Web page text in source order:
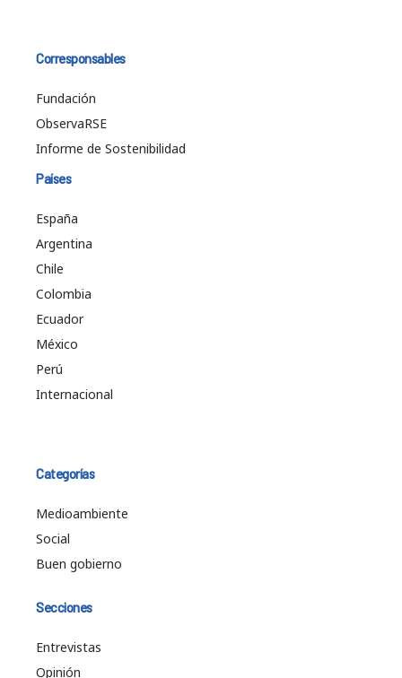
Corresponsables
Fundación
ObservaRSE
Informe de Sostenibilidad
Países
España
Argentina
Chile
Colombia
Ecuador
México
Perú
Internacional
Categorías
Medioambiente
Social
Buen gobierno
Secciones
Entrevistas
Opinión